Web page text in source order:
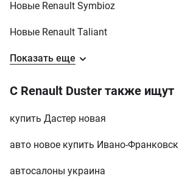
Дастера знайде свій покупець,
проходимість, простота і
додаткових плюшок і мяких панелєк
салону. Вище описав плюси. З
приборки і відсутність нормального
позначками 1 - 3 - 5 - 6 об\хв Якість
камери заднього виду. В порівнянні
багажник менший об'єм Більш
попередниками але це компенсація
Новые Renault Symbioz
Новые Renault Taliant
Показать еще
С Renault Duster также ищут
купить Дастер новая
авто новое купить Ивано-Франковск
автосалоны украина